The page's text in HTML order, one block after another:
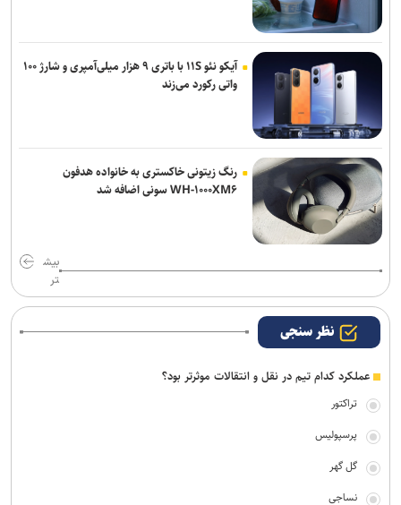
آیکو نئو ۱۱S با باتری ۹ هزار میلی‌آمپری و شارژ ۱۰۰
واتی رکورد می‌زند
رنگ زیتونی خاکستری به خانواده هدفون
WH-۱۰۰۰XM۶ سونی اضافه شد
بیش
تر
نظر سنجی
عملکرد کدام تیم در نقل و انتقالات موثرتر بود؟
تراکتور
پرسپولیس
گل گهر
نساجی